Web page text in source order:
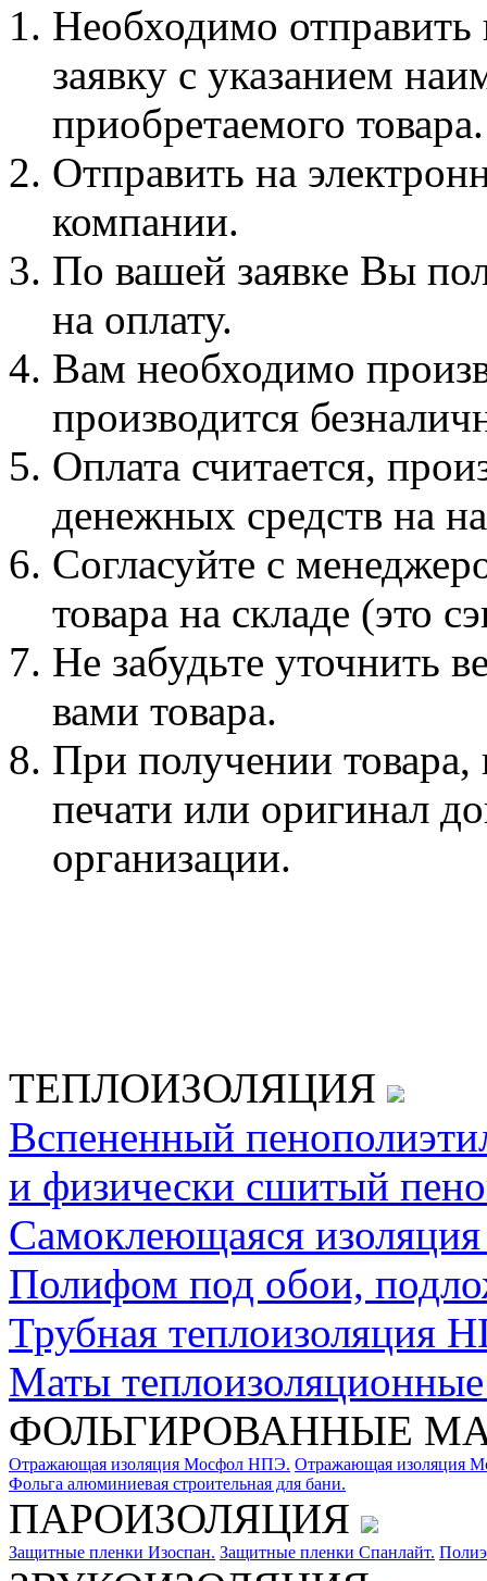
Необходимо
заявку с указанием
приобретаемого товара.
Отправить на
компании.
По вашей заявке Вы
на оплату.
Вам необходимо
производится
Оплата считается,
денежных средств на
Согласуйте с
товара на складе (это
Не забудьте уточнить
вами товара.
При получении
печати или оригинал
организации.
ТЕПЛОИЗОЛЯЦИЯ
Вспененный
и физически сшитый
Самоклеющаяся
Полифом под обои,
Трубная теплоизоляция
Маты
ФОЛЬГИРОВАННЫЕ
Отражающая изоляция Мосфол НПЭ. Отражающая изоляция
Фольга алюминиевая строительная для бани.
ПАРОИЗОЛЯЦИЯ
Защитные пленки Изоспан. Защитные пленки Спанлайт.